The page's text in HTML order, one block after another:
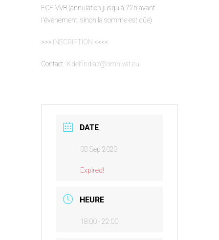
FCE-VVB (annulation jusqu'à 72h avant
l'événement, sinon la somme est dûe)
>>> INSCRIPTION <<<<
Contact : Kdelfindiaz@omnivat.eu
DATE
08 Sep 2023
Expired!
HEURE
18:00 - 22:00